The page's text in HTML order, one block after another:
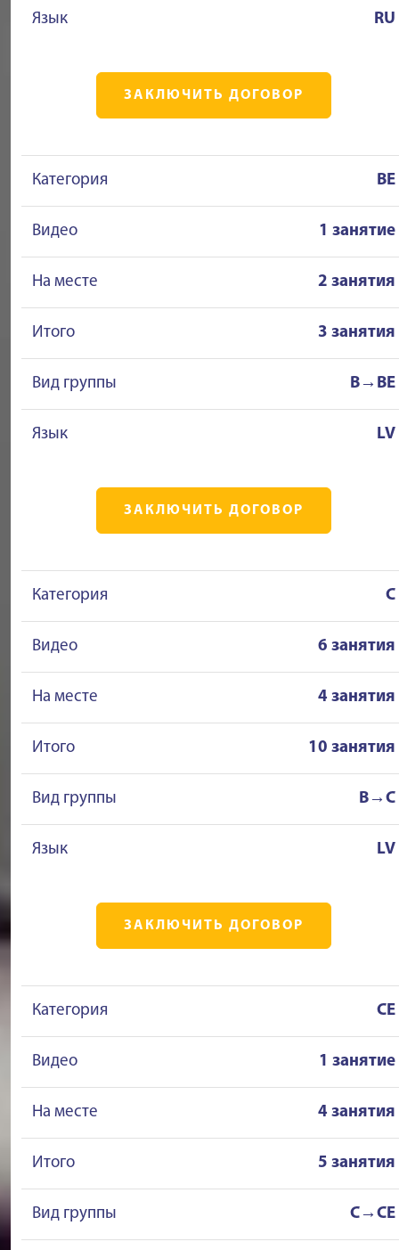
Язык RU
ЗАКЛЮЧИТЬ ДОГОВОР
Категория BE
Видео 1 занятие
На месте 2 занятия
Итого 3 занятия
Вид группы B→BE
Язык LV
ЗАКЛЮЧИТЬ ДОГОВОР
Категория C
Видео 6 занятия
На месте 4 занятия
Итого 10 занятия
Вид группы B→C
Язык LV
ЗАКЛЮЧИТЬ ДОГОВОР
Категория CE
Видео 1 занятие
На месте 4 занятия
Итого 5 занятия
Вид группы C→CE